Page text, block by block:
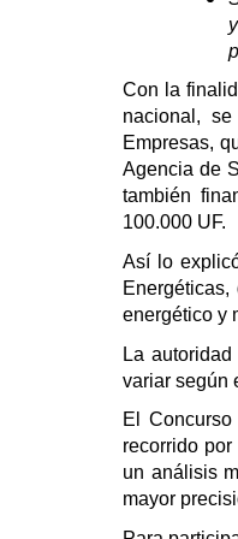
Con la
nacional,
Empresas,
Agencia de
también
100.000 UF.
Así lo
energético y
La
variar según
El
recorrido
un análisis
mayor